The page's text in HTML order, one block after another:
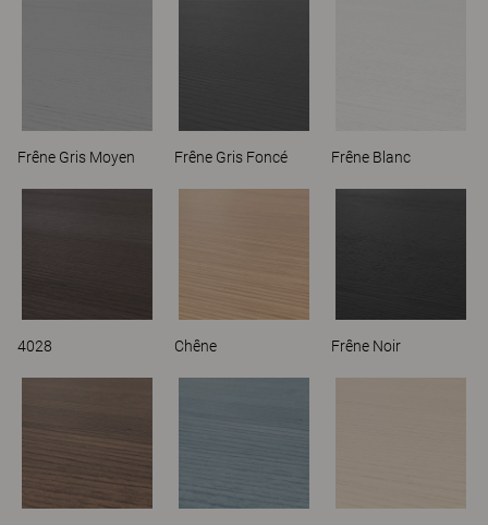
Frêne Gris Moyen Frêne Gris Foncé Frêne Blanc
4028 Chêne Frêne Noir